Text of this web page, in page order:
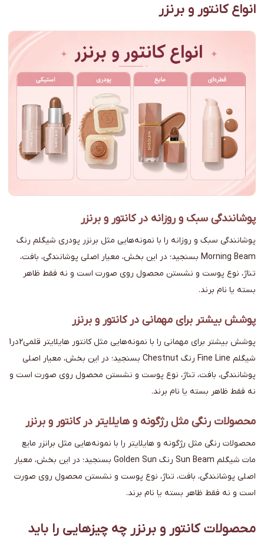
انواع کانتور و برنزر
پوشانندگی سبک و روزانه در کانتور و برنزر
پوشانندگی سبک و روزانه را با نمونه‌هایی مثل برنزر پودری شیگلم رنگ
Morning Beam بسنجید؛ در این بخش، معیار اصلی پوشانندگی، بافت،
تناژ، نوع پوست و نشستن محصول روی صورت است و نه فقط ظاهر
بسته یا نام برند.
پوشش بیشتر برای مهمانی در کانتور و برنزر
پوشش بیشتر برای مهمانی را با نمونه‌هایی مثل کانتور هایلایتر قلمی2در1
شیگلم Fine Line رنگ Chestnut بسنجید؛ در این بخش، معیار اصلی
پوشانندگی، بافت، تناژ، نوع پوست و نشستن محصول روی صورت است و
نه فقط ظاهر بسته یا نام برند.
محصولات رنگی مثل رژگونه و هایلایتر در کانتور و برنزر
محصولات رنگی مثل رژگونه و هایلایتر را با نمونه‌هایی مثل برانزر مایع
مات شیگلم Sun Beam رنگ Golden Sun بسنجید؛ در این بخش، معیار
اصلی پوشانندگی، بافت، تناژ، نوع پوست و نشستن محصول روی صورت
است و نه فقط ظاهر بسته یا نام برند.
محصولات کانتور و برنزر چه چیزهایی را باید